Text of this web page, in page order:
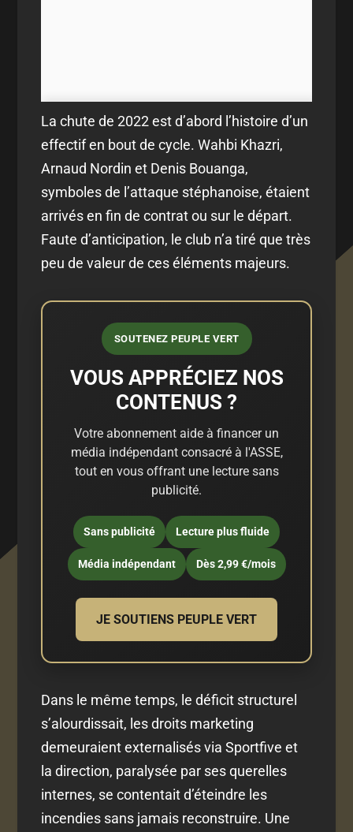
La chute de 2022 est d’abord l’histoire d’un
effectif en bout de cycle. Wahbi Khazri,
Arnaud Nordin et Denis Bouanga,
symboles de l’attaque stéphanoise, étaient
arrivés en fin de contrat ou sur le départ.
Faute d’anticipation, le club n’a tiré que très
peu de valeur de ces éléments majeurs.
SOUTENEZ PEUPLE VERT
VOUS APPRÉCIEZ NOS
CONTENUS ?
Votre abonnement aide à financer un
média indépendant consacré à l'ASSE,
tout en vous offrant une lecture sans
publicité.
Sans publicité Lecture plus fluide
Média indépendant Dès 2,99 €/mois
JE SOUTIENS PEUPLE VERT
Dans le même temps, le déficit structurel
s’alourdissait, les droits marketing
demeuraient externalisés via Sportfive et
la direction, paralysée par ses querelles
internes, se contentait d’éteindre les
incendies sans jamais reconstruire. Une